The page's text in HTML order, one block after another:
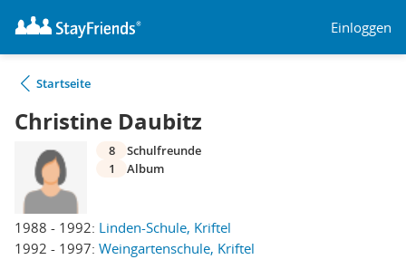
Einloggen
Startseite
Christine Daubitz
1988 - 1992: Linden-Schule, Kriftel
1992 - 1997: Weingartenschule, Kriftel
8
Schulfreunde
1
Album